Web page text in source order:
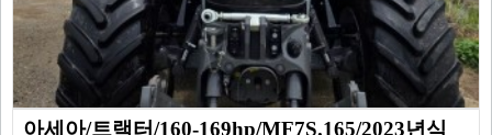
아세아/트랙터/160-169hp/MF7S.165/2023년식